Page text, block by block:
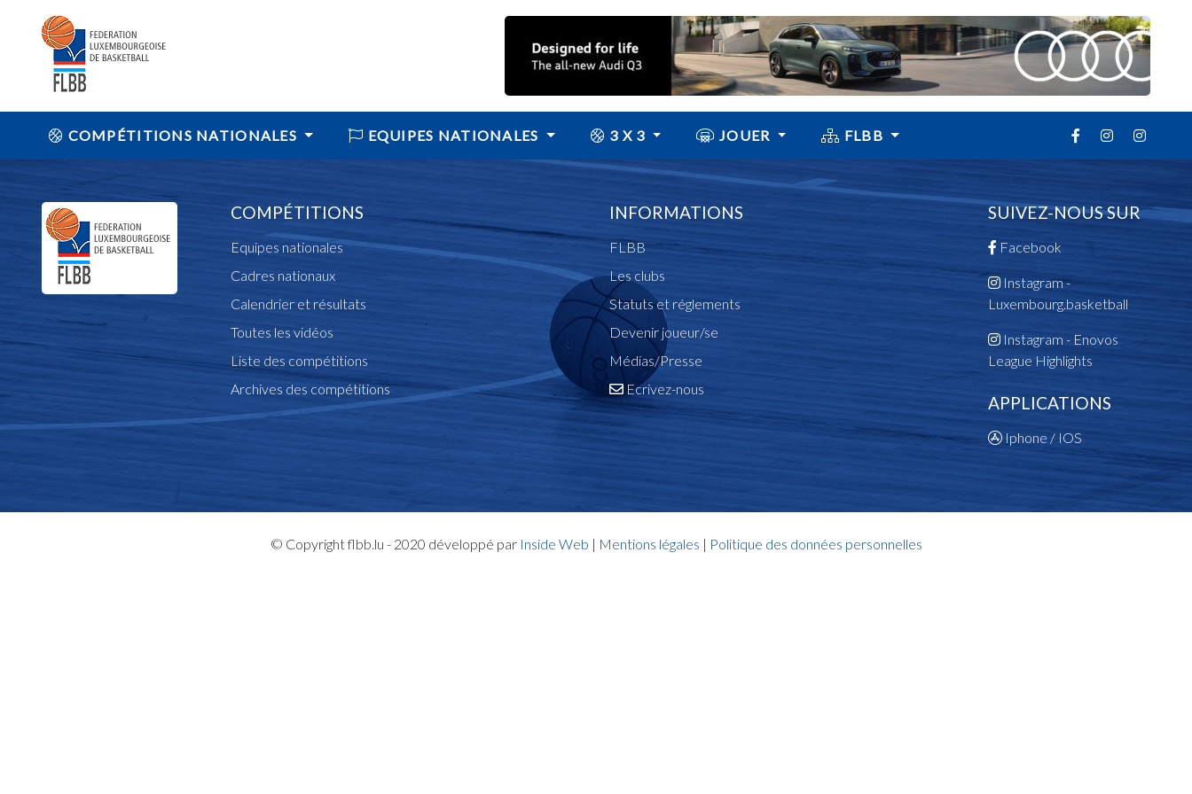
COMPÉTITIONS NATIONALES EQUIPES NATIONALES 3 X 3 JOUER FLBB
COMPÉTITIONS
Equipes nationales
Cadres nationaux
Calendrier et résultats
Toutes les vidéos
Liste des compétitions
Archives des compétitions
INFORMATIONS
FLBB
Les clubs
Statuts et réglements
Devenir joueur/se
Médias/Presse
Ecrivez-nous
SUIVEZ-NOUS SUR
Facebook
Instagram -
Luxembourg.basketball
Instagram - Enovos
League Highlights
APPLICATIONS
Iphone / IOS
© Copyright flbb.lu - 2020 développé par Inside Web | Mentions légales | Politique des données personnelles